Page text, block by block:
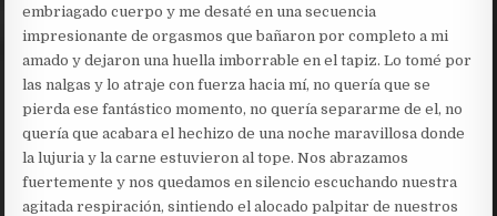
embriagado cuerpo y me desaté en una secuencia
impresionante de orgasmos que bañaron por completo a mi
amado y dejaron una huella imborrable en el tapiz. Lo tomé por
las nalgas y lo atraje con fuerza hacia mí, no quería que se
pierda ese fantástico momento, no quería separarme de el, no
quería que acabara el hechizo de una noche maravillosa donde
la lujuria y la carne estuvieron al tope. Nos abrazamos
fuertemente y nos quedamos en silencio escuchando nuestra
agitada respiración, sintiendo el alocado palpitar de nuestros